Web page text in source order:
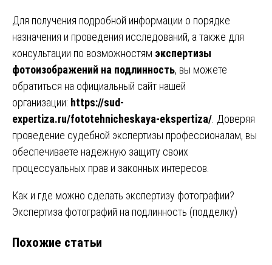
Для получения подробной информации о порядке
назначения и проведения исследований, а также для
консультации по возможностям экспертизы
фотоизображений на подлинность, вы можете
обратиться на официальный сайт нашей
организации: https://sud-
expertiza.ru/fototehnicheskaya-ekspertiza/ . Доверяя
проведение судебной экспертизы профессионалам, вы
обеспечиваете надежную защиту своих
процессуальных прав и законных интересов.
Навигация
записям
Как и где можно сделать экспертизу фотографии?
Экспертиза фотографий на подлинность (подделку)
Похожие статьи